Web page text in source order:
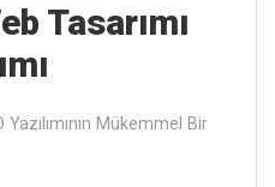
Tasarımı
Mükemmel Bir